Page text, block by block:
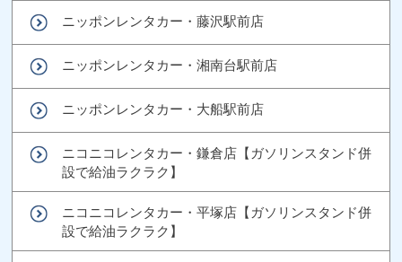
ニッポンレンタカー・藤沢駅前店
ニッポンレンタカー・湘南台駅前店
ニッポンレンタカー・大船駅前店
ニコニコレンタカー・鎌倉店【ガソリンスタンド併
設で給油ラクラク】
ニコニコレンタカー・平塚店【ガソリンスタンド併
設で給油ラクラク】